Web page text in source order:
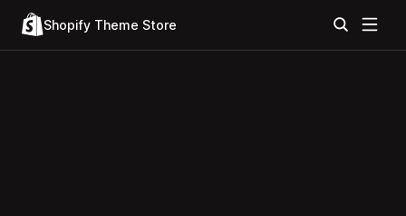
Shopify Theme Store